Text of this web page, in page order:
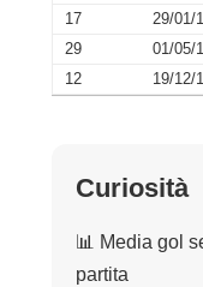
17
29/01/
29
01/05/
12
19/12/
Curiosità
📊 Media gol
partita